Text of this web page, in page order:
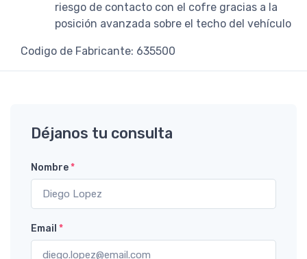
riesgo de contacto con el cofre gracias a la
posición avanzada sobre el techo del vehículo
Codigo de Fabricante: 635500
Déjanos tu consulta
Nombre*
Email *